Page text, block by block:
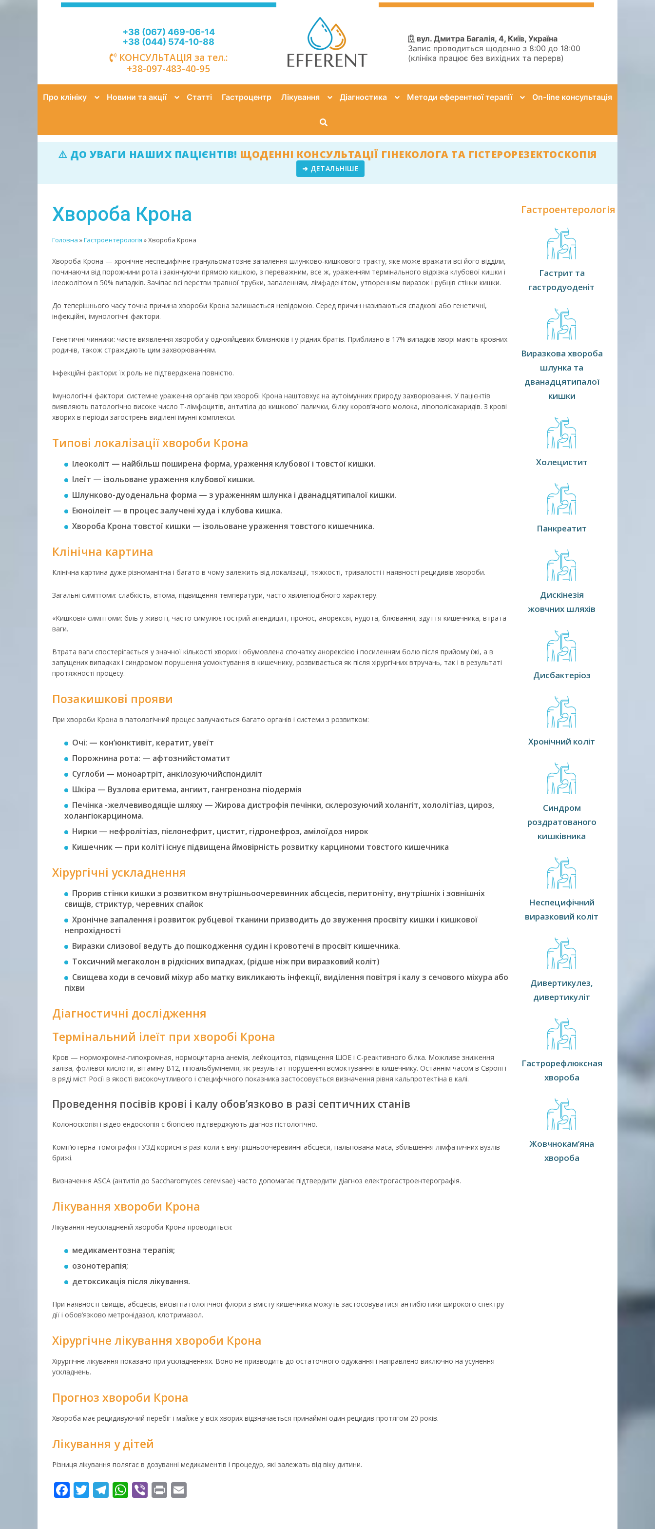
+38 (067) 469-06-14
+38 (044) 574-10-88
КОНСУЛЬТАЦІЯ за тел.:
+38-097-483-40-95
вул. Дмитра Багалія, 4, Київ, Україна
Запис проводиться щоденно з 8:00 до 18:00
(клініка працює без вихідних та перерв)
Про клініку Новини та акції Статті Гастроцентр Лікування Діагностика Методи еферентної терапії On-line консультація
⚠️ ДО УВАГИ НАШИХ ПАЦІЄНТІВ! ЩОДЕННІ КОНСУЛЬТАЦІЇ ГІНЕКОЛОГА ТА ГІСТЕРОРЕЗЕКТОСКОПІЯ
➜ ДЕТАЛЬНІШЕ
Хвороба Крона
Головна »Гастроентерологія »Хвороба Крона
Хвороба Крона — хронічне неспецифічне гранульоматозне запалення шлунково-кишкового тракту, яке може вражати всі його відділи,
починаючи від порожнини рота і закінчуючи прямою кишкою, з переважним, все ж, ураженням термінального відрізка клубової кишки і
ілеоколітом в 50% випадків. Зачіпає всі верстви травної трубки, запаленням, лімфаденітом, утворенням виразок і рубців стінки кишки.
До теперішнього часу точна причина хвороби Крона залишається невідомою. Серед причин називаються спадкові або генетичні,
інфекційні, імунологічні фактори.
Генетичні чинники: часте виявлення хвороби у однояйцевих близнюків і у рідних братів. Приблизно в 17% випадків хворі мають кровних
родичів, також страждають цим захворюванням.
Інфекційні фактори: їх роль не підтверджена повністю.
Імунологічні фактори: системне ураження органів при хворобі Крона наштовхує на аутоімунних природу захворювання. У пацієнтів
виявляють патологічно високе число T-лімфоцитів, антитіла до кишкової палички, білку коров’ячого молока, ліпополісахаридів. З крові
хворих в періоди загострень виділені імунні комплекси.
Типові локалізації хвороби Крона
Ілеоколіт — найбільш поширена форма, ураження клубової і товстої кишки.
Ілеїт — ізольоване ураження клубової кишки.
Шлунково-дуоденальна форма — з ураженням шлунка і дванадцятипалої кишки.
Еюноілеіт — в процес залучені худа і клубова кишка.
Хвороба Крона товстої кишки — ізольоване ураження товстого кишечника.
Клінічна картина
Клінічна картина дуже різноманітна і багато в чому залежить від локалізації, тяжкості, тривалості і наявності рецидивів хвороби.
Загальні симптоми: слабкість, втома, підвищення температури, часто хвилеподібного характеру.
«Кишкові» симптоми: біль у животі, часто симулює гострий апендицит, пронос, анорексія, нудота, блювання, здуття кишечника, втрата
ваги.
Втрата ваги спостерігається у значної кількості хворих і обумовлена ​​спочатку анорексією і посиленням болю після прийому їжі, а в
запущених випадках і синдромом порушення усмоктування в кишечнику, розвивається як після хірургічних втручань, так і в результаті
протяжності процесу.
Позакишкові прояви
При хвороби Крона в патологічний процес залучаються багато органів і системи з розвитком:
Очі: — кон’юнктивіт, кератит, увеїт
Порожнина рота: — афтознийстоматит
Суглоби — моноартріт, анкілозуючийспондиліт
Шкіра — Вузлова еритема, ангиит, гангренозна піодермія
Печінка -желчевиводящіе шляху — Жирова дистрофія печінки, склерозуючий холангіт, хололітіаз, цироз,
холангіокарцинома.
Нирки — нефролітіаз, пієлонефрит, цистит, гідронефроз, амілоїдоз нирок
Кишечник — при коліті існує підвищена ймовірність розвитку карциноми товстого кишечника
Хірургічні ускладнення
Прорив стінки кишки з розвитком внутрішньоочеревинних абсцесів, перитоніту, внутрішніх і зовнішніх
свищів, стриктур, черевних спайок
Хронічне запалення і розвиток рубцевої тканини призводить до звуження просвіту кишки і кишкової
непрохідності
Виразки слизової ведуть до пошкодження судин і кровотечі в просвіт кишечника.
Токсичний мегаколон в рідкісних випадках, (рідше ніж при виразковий коліт)
Свищева ходи в сечовий міхур або матку викликають інфекції, виділення повітря і калу з сечового міхура або
піхви
Діагностичні дослідження
Термінальний ілеїт при хворобі Крона
Кров — нормохромна-гипохромная, нормоцитарна анемія, лейкоцитоз, підвищення ШОЕ і С-реактивного білка. Можливе зниження
заліза, фолієвої кислоти, вітаміну B12, гіпоальбумінемія, як результат порушення всмоктування в кишечнику. Останнім часом в Європі і
в ряді міст Росії в якості високочутливого і специфічного показника застосовується визначення рівня кальпротектіна в калі.
Проведення посівів крові і калу обов’язково в разі септичних станів
Колоноскопія і відео ендоскопія c біопсією підтверджують діагноз гістологічно.
Комп’ютерна томографія і УЗД корисні в разі коли є внутрішньоочеревинні абсцеси, пальпована маса, збільшення лімфатичних вузлів
брижі.
Визначення ASCA (антитіл до Saccharomyces cerevisae) часто допомагає підтвердити діагноз електрогастроентерографія.
Лікування хвороби Крона
Лікування неускладненій хвороби Крона проводиться:
медикаментозна терапія;
озонотерапія;
детоксикація після лікування.
При наявності свищів, абсцесів, висіві патологічної флори з вмісту кишечника можуть застосовуватися антибіотики широкого спектру
дії і обов’язково метронідазол, клотримазол.
Хірургічне лікування хвороби Крона
Хірургічне лікування показано при ускладненнях. Воно не призводить до остаточного одужання і направлено виключно на усунення
ускладнень.
Прогноз хвороби Крона
Хвороба має рецидивуючий перебіг і майже у всіх хворих відзначається принаймні один рецидив протягом 20 років.
Лікування у дітей
Різниця лікування полягає в дозуванні медикаментів і процедур, які залежать від віку дитини.
Facebook
Twitter
Telegram
WhatsApp
Viber
Print
Гастроентерологія
Гастрит та
гастродуоденіт
Виразкова хвороба
шлунка та
дванадцятипалої
кишки
Холецистит
Панкреатит
Дискінезія
жовчних шляхів
Дисбактеріоз
Хронічний коліт
Синдром
роздратованого
кишківника
Неспецифічний
виразковий коліт
Дивертикулез,
дивертикуліт
Гастрорефлюксная
хвороба
Жовчнокам’яна
хвороба